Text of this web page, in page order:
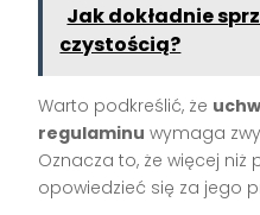
Jak dokładnie
czystością?
Warto podkreślić, że
regulaminu wymaga
Oznacza to, że więcej niż
opowiedzieć się za jego